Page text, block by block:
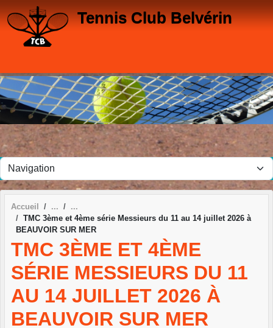
Tennis Club Belvérin
Accueil
TMC 3ème et 4ème série Messieurs du 11 au 14 juillet 2026 à
BEAUVOIR SUR MER
TMC 3ÈME ET 4ÈME
SÉRIE MESSIEURS DU 11
AU 14 JUILLET 2026 À
BEAUVOIR SUR MER
Panneau de gestion des cookies